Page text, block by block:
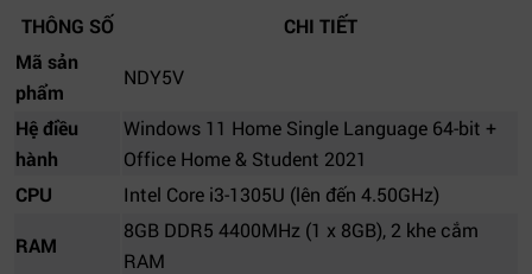
THÔNG SỐ
CHI TIẾT
Mã sản
phẩm
NDY5V
Hệ điều
hành
Windows 11 Home Single Language 64-bit +
Office Home & Student 2021
CPU
Intel Core i3-1305U (lên đến 4.50GHz)
RAM
8GB DDR5 4400MHz (1 x 8GB), 2 khe cắm
RAM